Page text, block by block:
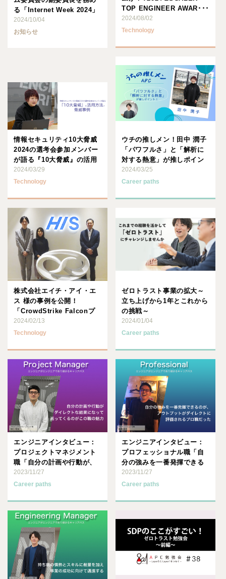
る「Internet Week 2024」
が11/･･･
2024/10/04
お知らせ
TOP ENGINEER AWAR･･･
2024/08/02
Technology
情報セキュリティ10大脅威
2024の選考会参加メンバー
が語る『10大脅威』の活用
方法と 脅威事例
2024/03/29
Technology
ウチの推しメン！田中 潤子
「パワフルさ」と「解析に
対する熱意」が推しポイン
ト
2024/03/25
Career paths
株式会社エイチ・アイ・エ
ス 様の事例を公開！
「CrowdStrike Falconプ
ラットフォーム ･･･
2024/02/13
Technology
ゼロトラスト事業の拡大～
立ち上げから1年とこれから
の挑戦～
2024/01/04
Career paths
エンジニアインタビュー：
プロジェクトマネジメント
職「自分の計画や行動が、
ダイレクトな結果になって
返っ･･･
2023/11/27
Career paths
エンジニアインタビュー：
プロフェッショナル職「自
分の強みを一番発揮できる
のが、アウトプットがダイ
レク･･･
2023/11/27
Career paths